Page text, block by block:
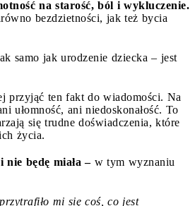
na starość, ból i wykluczenie.
bezdzietności, jak też bycia
samo jak urodzenie dziecka – jest
przyjąć ten fakt do wiadomości. Na
ułomność, ani niedoskonałość. To
się trudne doświadczenia, które
życia.
będę miała – w tym wyznaniu
mi się coś, co jest